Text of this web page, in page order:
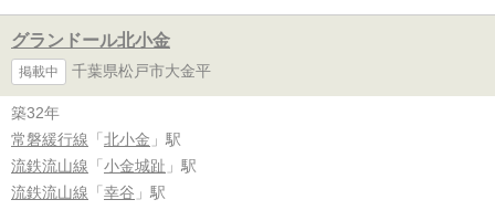
グランドール北小金
掲載中 千葉県松戸市大金平
築32年
常磐緩行線 「 北小金 」駅
流鉄流山線 「 小金城趾 」駅
流鉄流山線 「 幸谷 」駅